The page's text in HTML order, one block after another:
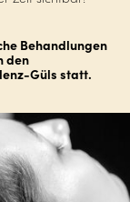
Behandlungen
den
Güls statt.